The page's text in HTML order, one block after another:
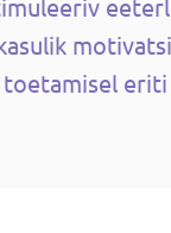
toetamisel